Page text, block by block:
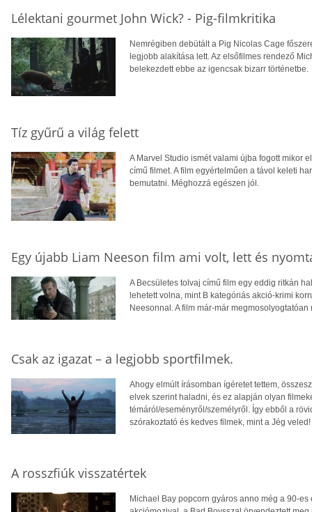
Lélektani gourmet John Wick? - Pig-filmkritika
Nemrégiben debütált a Pig Nicolas Cage
legjobb alakítása lett. Az elsőfilmes rendező
belekezdett ebbe az igencsak bizarr történetbe.
Tíz gyűrű a világ felett
A Marvel Studio ismét valami újba fogott mikor
című filmet. A film egyértelműen a távol keleti
bemutatni. Méghozzá egészen jól.
Egy újabb Liam Neeson film ami volt, lett és
A Becsületes tolvaj című film egy eddig ritkán
lehetett volna, mint B kategóriás akció-krimi
Neesonnal. A film már-már
Csak az igazat – a legjobb sportfilmek.
Ahogy elmúlt írásomban ígéretet tettem,
elvek szerint haladni, és ez alapján olyan
témáról/eseményről/személyről. Így ebből a
szórakoztató és kedves filmek, mint a Jég
A rosszfiúk visszatértek
Michael Bay popcorn gyáros anno még a 90-